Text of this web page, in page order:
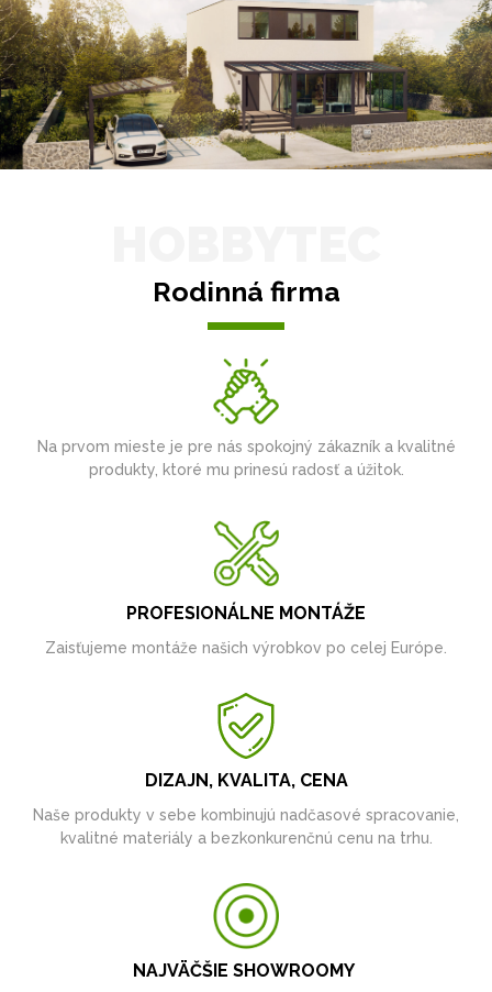
Rodinná firma
Na prvom mieste je pre nás spokojný zákazník a kvalitné
produkty, ktoré mu prinesú radosť a úžitok.
PROFESIONÁLNE MONTÁŽE
Zaisťujeme montáže našich výrobkov po celej Európe.
DIZAJN, KVALITA, CENA
Naše produkty v sebe kombinujú nadčasové spracovanie,
kvalitné materiály a bezkonkurenčnú cenu na trhu.
NAJVÄČŠIE SHOWROOMY